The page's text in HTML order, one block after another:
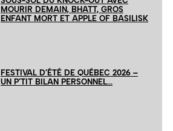
MOURIR DEMAIN, BHATT, GROS
ENFANT MORT ET APPLE OF BASILISK
FESTIVAL D’ÉTÉ DE QUÉBEC 2026 –
UN P’TIT BILAN PERSONNEL…